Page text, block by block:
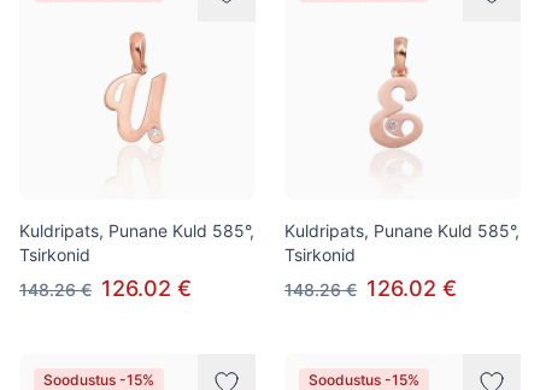
Kuldripats, Punane Kuld 585°,
Tsirkonid
148.26 € 126.02 €
Kuldripats, Punane Kuld 585°,
Tsirkonid
148.26 € 126.02 €
Soodustus -15% Soodustus -15%